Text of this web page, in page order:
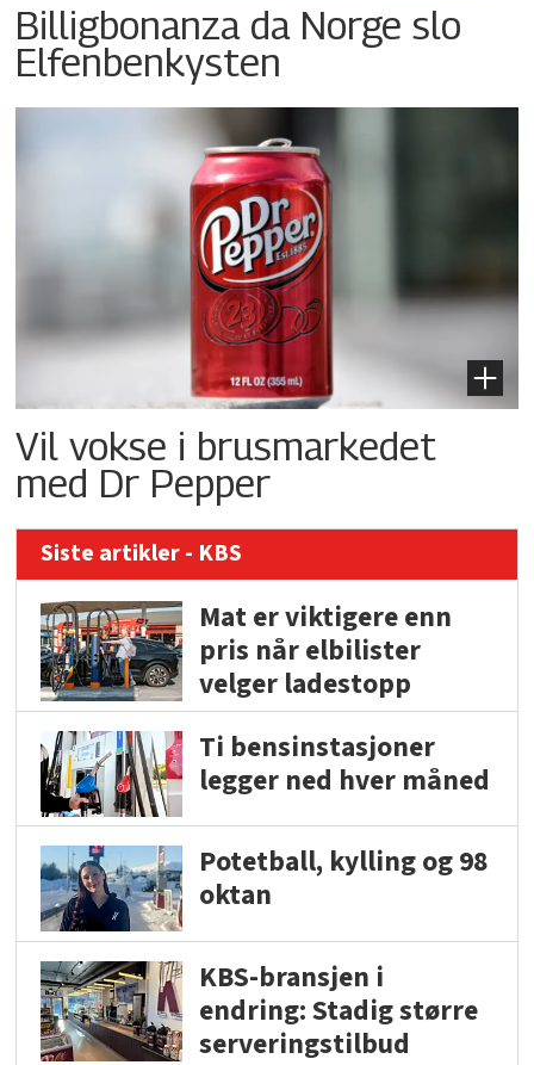
Billigbonanza da Norge slo
Elfenbenkysten
Vil vokse i brusmarkedet
med Dr Pepper
Siste artikler - KBS
Mat er viktigere enn
pris når elbilister
velger ladestopp
Ti bensinstasjoner
legger ned hver måned
Potetball, kylling og 98
oktan
KBS-bransjen i
endring: Stadig større
serveringstilbud